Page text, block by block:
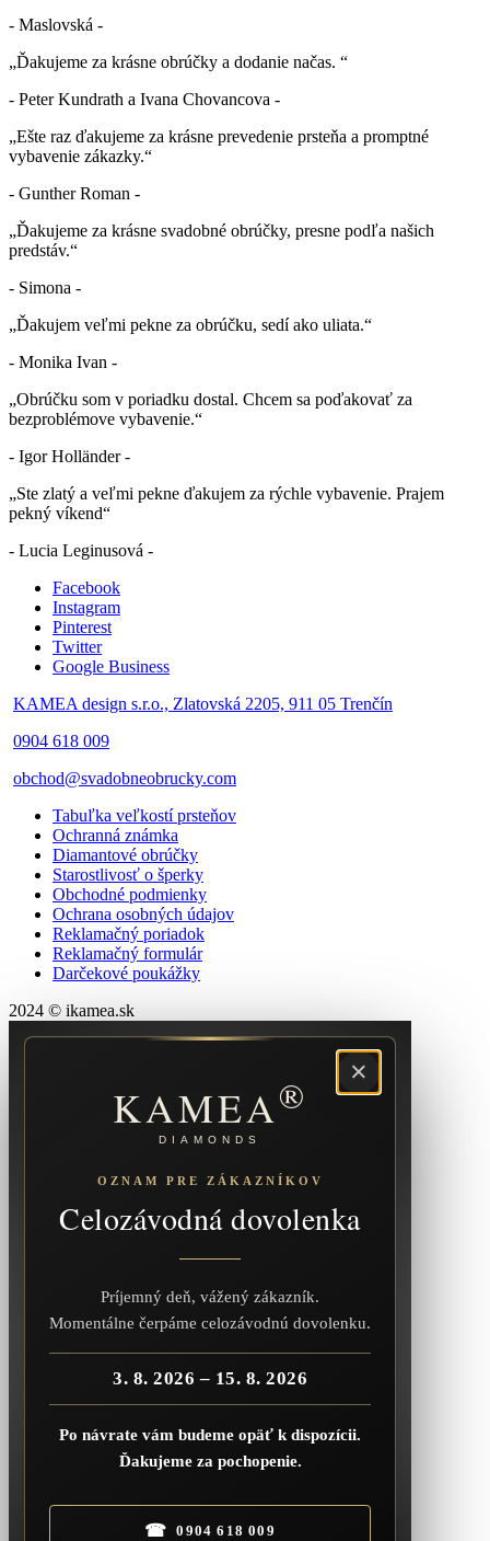
- Maslovská -
„Ďakujeme za krásne obrúčky a dodanie načas. “
- Peter Kundrath a Ivana Chovancova -
„Ešte raz ďakujeme za krásne prevedenie prsteňa a promptné
vybavenie zákazky.“
- Gunther Roman -
„Ďakujeme za krásne svadobné obrúčky, presne podľa našich
predstáv.“
- Simona -
„Ďakujem veľmi pekne za obrúčku, sedí ako uliata.“
- Monika Ivan -
„Obrúčku som v poriadku dostal. Chcem sa poďakovať za
bezproblémove vybavenie.“
- Igor Holländer -
„Ste zlatý a veľmi pekne ďakujem za rýchle vybavenie. Prajem
pekný víkend“
- Lucia Leginusová -
Facebook
Instagram
Pinterest
Twitter
Google Business
KAMEA design s.r.o., Zlatovská 2205, 911 05 Trenčín
0904 618 009
obchod@svadobneobrucky.com
Tabuľka veľkostí prsteňov
Ochranná známka
Diamantové obrúčky
Starostlivosť o šperky
Obchodné podmienky
Ochrana osobných údajov
Reklamačný poriadok
Reklamačný formulár
Darčekové poukážky
2024 © ikamea.sk
×
KAMEA®
DIAMONDS
OZNAM PRE ZÁKAZNÍKOV
Celozávodná dovolenka
Príjemný deň, vážený zákazník.
Momentálne čerpáme celozávodnú dovolenku.
3. 8. 2026 – 15. 8. 2026
Po návrate vám budeme opäť k dispozícii.
Ďakujeme za pochopenie.
☎ 0904 618 009